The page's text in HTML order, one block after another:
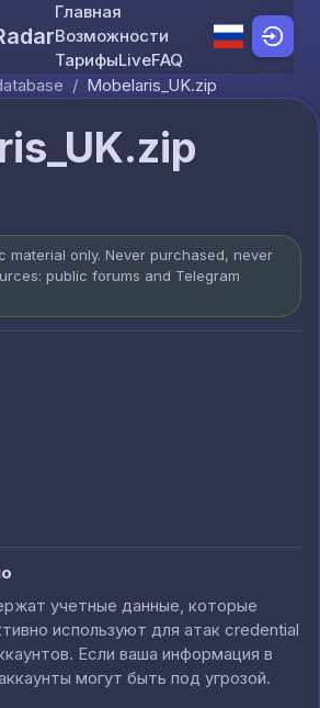
Skip to content
Главная
Возможности
ТарифыLiveFAQ
/ Mobelaris_UK.zip
material only. Never purchased, never
public forums and Telegram
учетные данные, которые
используют для атак credential
Если ваша информация в
могут быть под угрозой.